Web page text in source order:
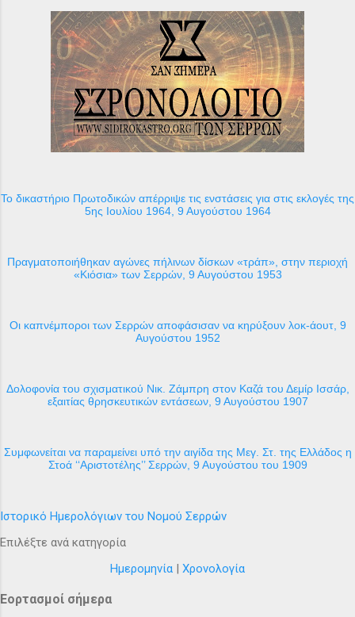
Το δικαστήριο Πρωτοδικών απέρριψε τις ενστάσεις για στις εκλογές της
5ης Ιουλίου 1964, 9 Αυγούστου 1964
Πραγματοποιήθηκαν αγώνες πήλινων δίσκων «τράπ», στην περιοχή
«Κιόσια» των Σερρών, 9 Αυγούστου 1953
Οι καπνέμποροι των Σερρών αποφάσισαν να κηρύξουν λοκ-άουτ, 9
Αυγούστου 1952
Δολοφονία του σχισματικού Νικ. Ζάμπρη στον Καζά του Δεμίρ Ισσάρ,
εξαιτίας θρησκευτικών εντάσεων, 9 Αυγούστου 1907
Συμφωνείται να παραμείνει υπό την αιγίδα της Μεγ. Στ. της Ελλάδος η
Στοά ‘‘Αριστοτέλης’’ Σερρών, 9 Αυγούστου του 1909
Ιστορικό Ημερολόγιων του Νομού Σερρών
Επιλέξτε ανά κατηγορία
Ημερομηνία | Χρονολογία
Εορτασμοί σήμερα